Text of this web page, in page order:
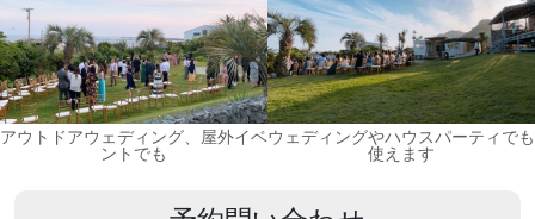
アウトドアウェディング、屋外イベ
ントでも
ウェディングやハウスパーティでも
使えます